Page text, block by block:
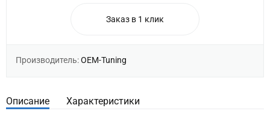
Заказ в 1 клик
Производитель:OEM-Tuning
Описание Характеристики